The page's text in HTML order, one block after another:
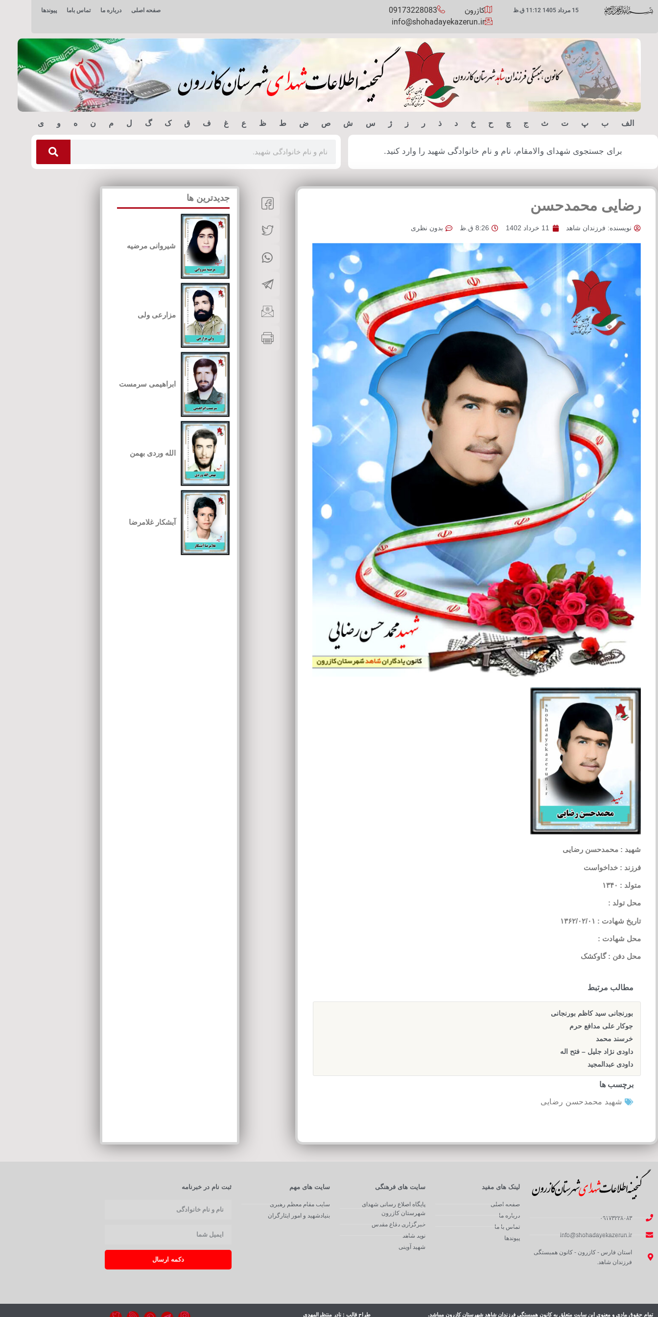
15 مرداد 1405 11:12 ق.ظ کازرون
09173228083
info@shohadayekazerun.ir
صفحه اصلی درباره ما تماس باما پیوندها
الف ب پ ت ث ج چ ح خ د ذ ر ز ژ س ش ص ض ط ظ ع غ ف ق ک گ ل م ن ه و ی
برای جستجوی شهدای والامقام، نام و نام خانوادگی شهید را وارد کنید.
رضایی محمدحسن
نویسنده: فرزندان شاهد 11 خرداد 1402 8:26 ق.ظ بدون نظری
شهید : محمدحسن رضایی
فرزند : خداخواست
متولد : ۱۳۴۰
محل تولد :
تاریخ شهادت : ۱۳۶۲/۰۲/۰۱
محل شهادت :
محل دفن : گاوکشک
مطالب مرتبط
بورنجانی سید کاظم بورنجانی
جوکار علی مدافع حرم
خرسند محمد
داودی نژاد جلیل – فتح اله
داودی عبدالمجید
برچسب ها
شهید محمدحسن رضایی
جدیدترین ها
شیروانی مرضیه
مزارعی ولی
ابراهیمی سرمست
الله وردی بهمن
آبشکار غلامرضا
۰۹۱۷۳۲۲۸۰۸۳
info@shohadayekazerun.ir
استان فارس - کازرون - کانون همبستگی
فرزندان شاهد.
لینک های مفید
صفحه اصلی
درباره ما
تماس با ما
پیوندها
سایت های فرهنگی
پایگاه اصلاع رسانی شهدای
شهرستان کازرون
خبرگزاری دفاع مقدس
نوید شاهد
شهید آوینی
سایت های مهم
سایت مقام معظم رهبری
بنیادشهید و امور ایثارگران
ثبت نام در خبرنامه
دکمه ارسال
تمام حقوق مادی و معنوی این سایت متعلق به کانون همبستگی فرزندان شاهد شهرستان کازرون میباشد. طراح قالب : نادر منتظرالمهدی